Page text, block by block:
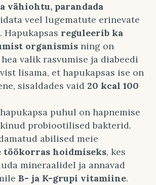
vähiohtu, parandada
veel lugematute erinevate
Hapukapsas reguleerib ka
organismis ning on
valik rasvumise ja diabeedi
lisama, et hapukapsas ise on
sisaldades vaid 20 kcal 100
puhul on hapnemise
probiootilised bakterid.
abilised meie
töökorras hoidmiseks, kes
mineraalidel ja annavad
B- ja K-grupi vitamiine.